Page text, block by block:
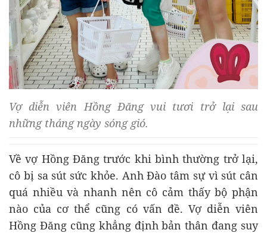
Vợ diễn viên Hồng Đăng vui tươi trở lại sau
những tháng ngày sóng gió.
Về vợ Hồng Đăng trước khi bình thường trở lại,
cô bị sa sút sức khỏe. Anh Đào tâm sự vì sút cân
quá nhiều và nhanh nên cô cảm thấy bộ phận
nào của cơ thể cũng có vấn đề. Vợ diễn viên
Hồng Đăng cũng khẳng định bản thân đang suy